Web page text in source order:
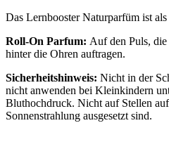
Das Lernbooster Naturparfüm ist
Roll-On Parfum: Auf den Puls, die
hinter die Ohren auftragen.
Sicherheitshinweis: Nicht in der
nicht anwenden bei Kleinkindern
Bluthochdruck. Nicht auf Stellen
Sonnenstrahlung ausgesetzt sind.